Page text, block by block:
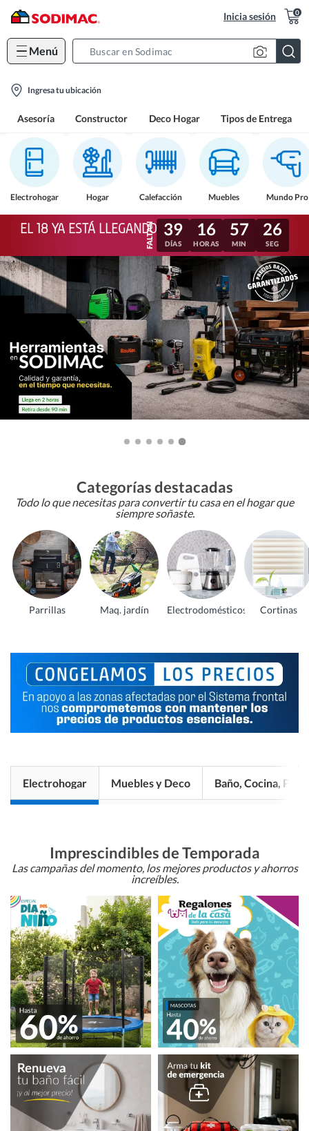
Inicia sesión 0
Menú
location-
Ingresa tu ubicación
Asesoría Constructor Deco Hogar Tipos de Entrega
Electrohogar Hogar Calefacción Muebles Mundo Pro
EL 18 YA ESTÁ LLEGANDO 39
DÍAS
16
HORAS
57
MIN
23
SEG
Categorías destacadas
Todo lo que necesitas para convertir tu casa en el hogar que
siempre soñaste.
Parrillas Maq. jardín Electrodomésticos Cortinas
Electrohogar Muebles y Deco Baño, Cocina, Pisos
Imprescindibles de Temporada
Las campañas del momento, los mejores productos y ahorros
increíbles.